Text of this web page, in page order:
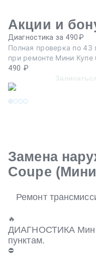
Акции и
Диагностика за 490₽
Полная проверка по 43
при ремонте Мини Купе
490 ₽
Замена
Coupe
Ремонт
🔥
ДИАГНОСТИКА
пунктам.
⛔